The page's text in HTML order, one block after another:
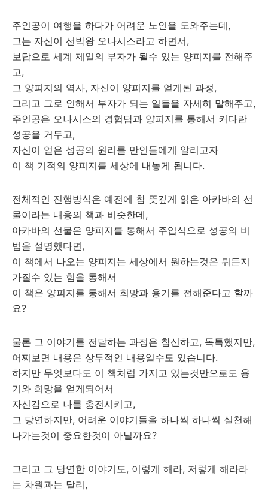
주인공이 여행을 하다가 어려운 노인을 도와주는데,
그는 자신이 선박왕 오나시스라고 하면서,
보답으로 세계 제일의 부자가 될수 있는 양피지를 전해주
고,
그 양피지의 역사, 자신이 양피지를 얻게된 과정,
그리고 그로 인해서 부자가 되는 일들을 자세히 말해주고,
주인공은 오나시스의 경험담과 양피지를 통해서 커다란
성공을 거두고,
자신이 얻은 성공의 원리를 만인들에게 알리고자
이 책 기적의 양피지를 세상에 내놓게 됩니다.
전체적인 진행방식은 예전에 참 뜻깊게 읽은 아카바의 선
물이라는 내용의 책과 비슷한데,
아카바의 선물은 양피지를 통해서 주입식으로 성공의 비
법을 설명했다면,
이 책에서 나오는 양피지는 세상에서 원하는것은 뭐든지
가질수 있는 힘을 통해서
이 책은 양피지를 통해서 희망과 용기를 전해준다고 할까
요?
물론 그 이야기를 전달하는 과정은 참신하고, 독특했지만,
어찌보면 내용은 상투적인 내용일수도 있습니다.
하지만 무엇보다도 이 책처럼 가지고 있는것만으로도 용
기와 희망을 얻게되어서
자신감으로 나를 충전시키고,
그 당연하지만, 어려운 이야기들을 하나씩 하나씩 실천해
나가는것이 중요한것이 아닐까요?
그리고 그 당연한 이야기도, 이렇게 해라, 저렇게 해라라
는 차원과는 달리,